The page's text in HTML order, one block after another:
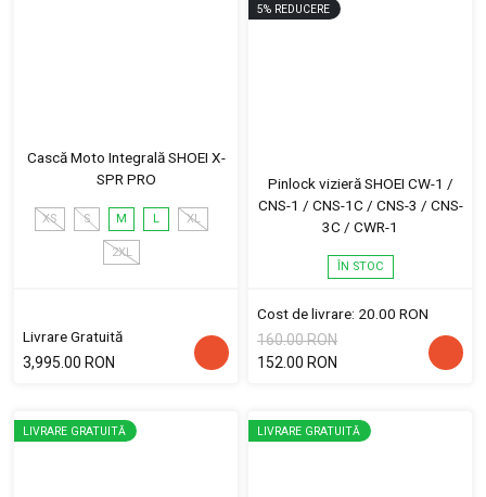
Cască Moto Integrală SHOEI X-
SPR PRO
XS S M L XL
2XL
Livrare Gratuită
3,995.00 RON
5% REDUCERE
Pinlock vizieră SHOEI CW-1 /
CNS-1 / CNS-1C / CNS-3 / CNS-
3C / CWR-1
ÎN STOC
Cost de livrare: 20.00 RON
160.00 RON
152.00 RON
LIVRARE GRATUITĂ LIVRARE GRATUITĂ